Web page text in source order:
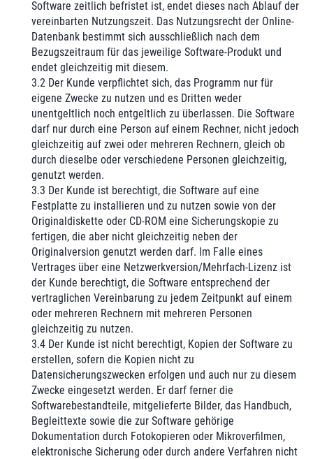
Software zeitlich befristet ist, endet dieses nach Ablauf der
vereinbarten Nutzungszeit. Das Nutzungsrecht der Online-
Datenbank bestimmt sich ausschließlich nach dem
Bezugszeitraum für das jeweilige Software-Produkt und
endet gleichzeitig mit diesem.
3.2 Der Kunde verpflichtet sich, das Programm nur für
eigene Zwecke zu nutzen und es Dritten weder
unentgeltlich noch entgeltlich zu überlassen. Die Software
darf nur durch eine Person auf einem Rechner, nicht jedoch
gleichzeitig auf zwei oder mehreren Rechnern, gleich ob
durch dieselbe oder verschiedene Personen gleichzeitig,
genutzt werden.
3.3 Der Kunde ist berechtigt, die Software auf eine
Festplatte zu installieren und zu nutzen sowie von der
Originaldiskette oder CD-ROM eine Sicherungskopie zu
fertigen, die aber nicht gleichzeitig neben der
Originalversion genutzt werden darf. Im Falle eines
Vertrages über eine Netzwerkversion/Mehrfach-Lizenz ist
der Kunde berechtigt, die Software entsprechend der
vertraglichen Vereinbarung zu jedem Zeitpunkt auf einem
oder mehreren Rechnern mit mehreren Personen
gleichzeitig zu nutzen.
3.4 Der Kunde ist nicht berechtigt, Kopien der Software zu
erstellen, sofern die Kopien nicht zu
Datensicherungszwecken erfolgen und auch nur zu diesem
Zwecke eingesetzt werden. Er darf ferner die
Softwarebestandteile, mitgelieferte Bilder, das Handbuch,
Begleittexte sowie die zur Software gehörige
Dokumentation durch Fotokopieren oder Mikroverfilmen,
elektronische Sicherung oder durch andere Verfahren nicht